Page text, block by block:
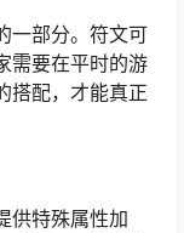
一部分。符文可
需要在平时的游
搭配，才能真正
供特殊属性加